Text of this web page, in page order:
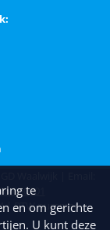
660001
| BTW nummer
te
en om gerichte
U kunt deze